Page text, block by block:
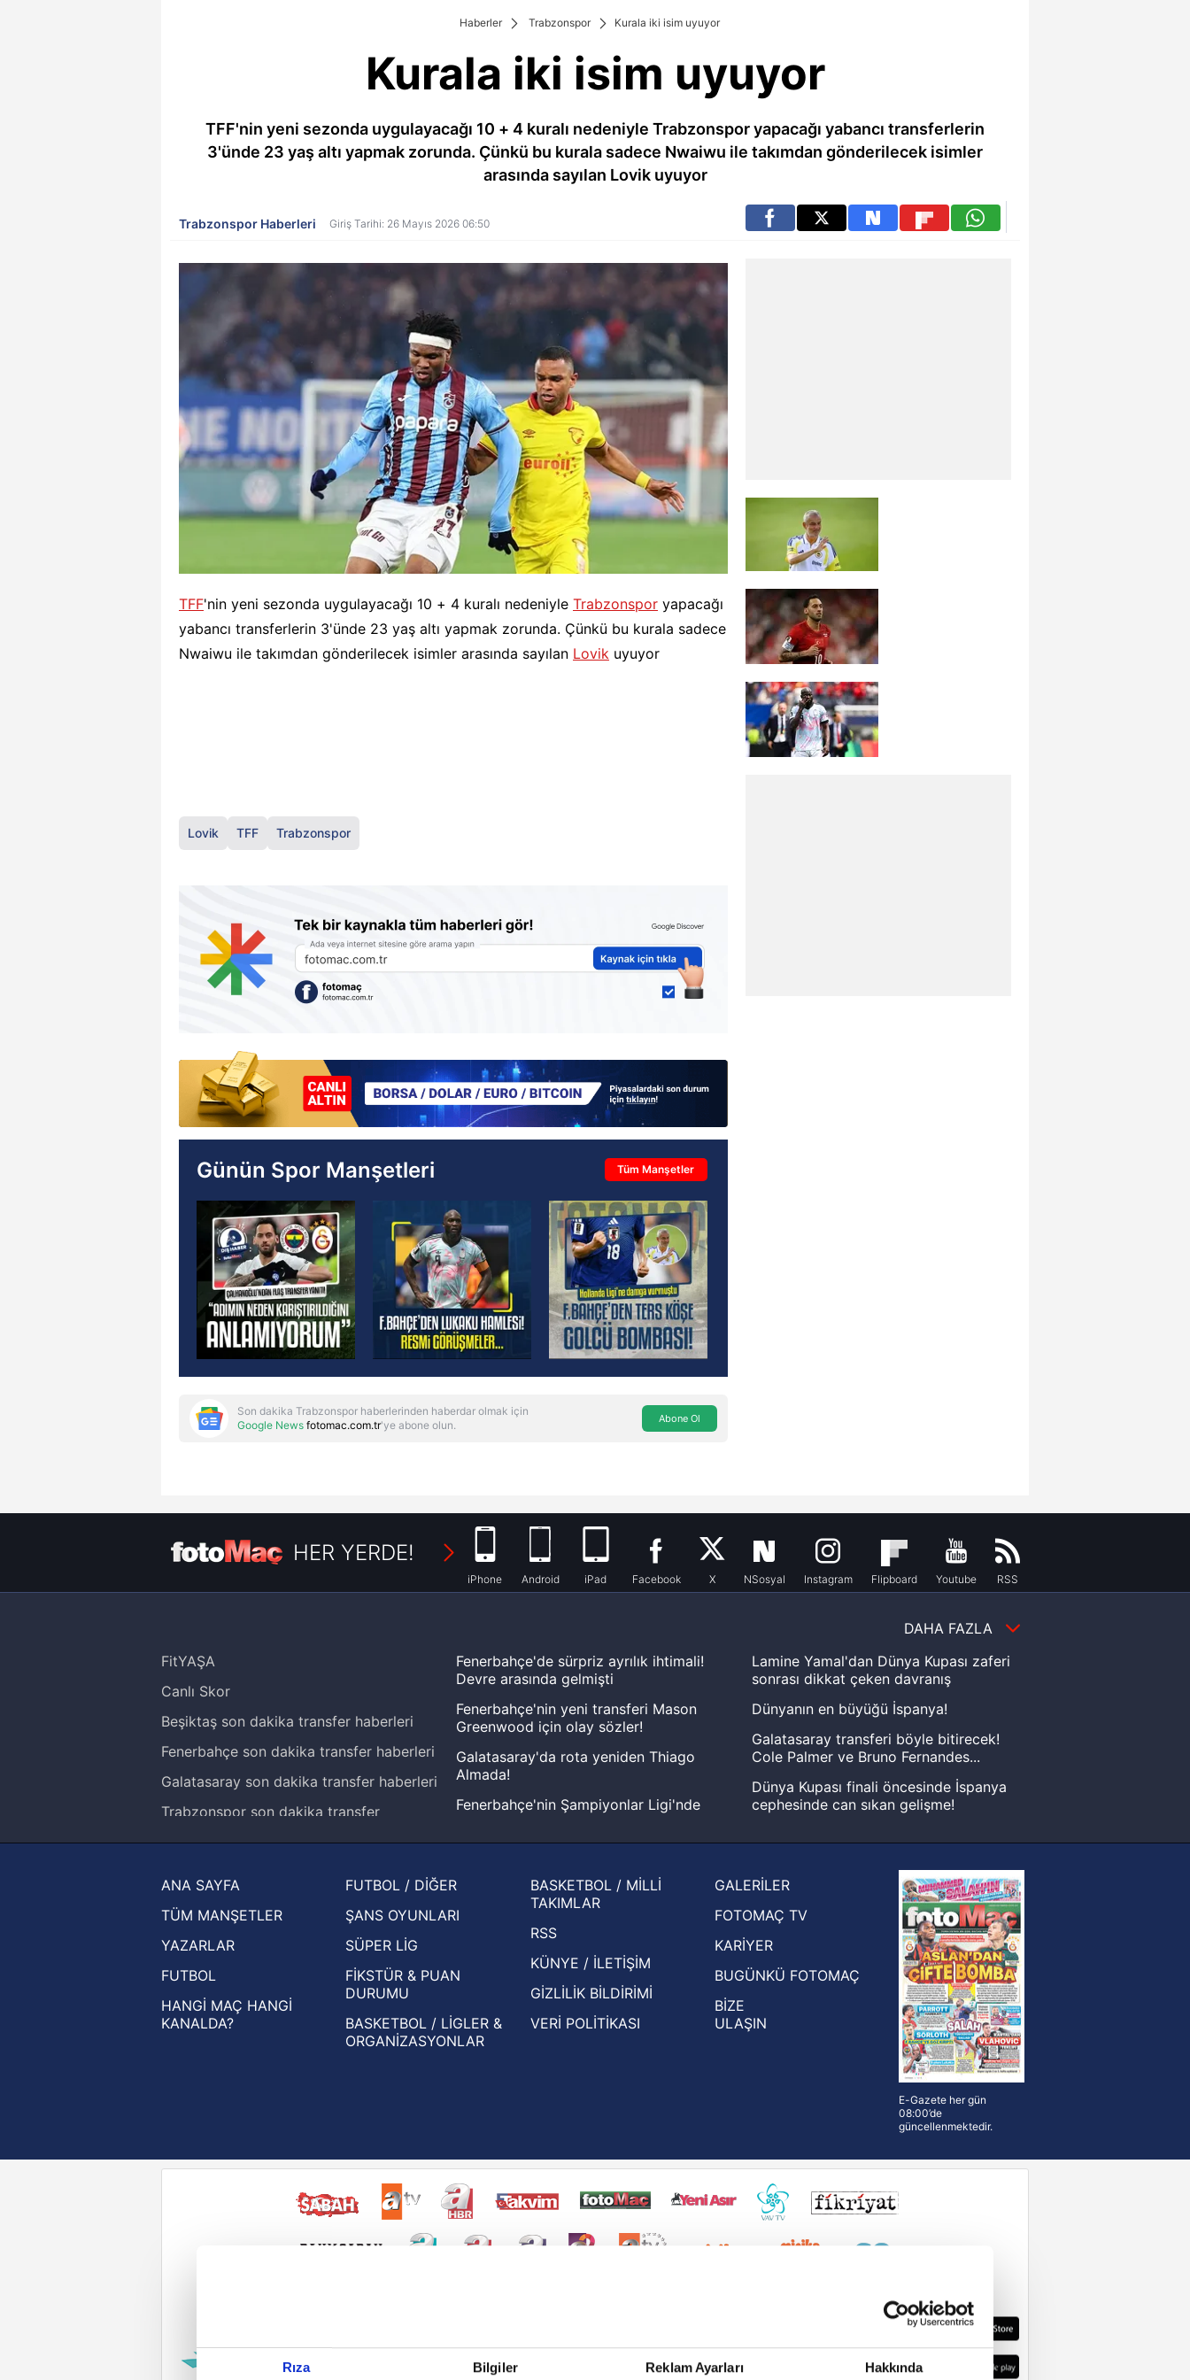
Rıza Bilgiler Reklam Ayarları Hakkında
Reddet
Haberler Trabzonspor Kurala iki isim uyuyor
Kurala iki isim uyuyor
TFF'nin yeni sezonda uygulayacağı 10 + 4 kuralı nedeniyle Trabzonspor yapacağı yabancı transferlerin
3'ünde 23 yaş altı yapmak zorunda. Çünkü bu kurala sadece Nwaiwu ile takımdan gönderilecek isimler
arasında sayılan Lovik uyuyor
Trabzonspor Haberleri Giriş Tarihi: 26 Mayıs 2026 06:50
TFF'nin yeni sezonda uygulayacağı 10 + 4 kuralı nedeniyle Trabzonspor yapacağı
yabancı transferlerin 3'ünde 23 yaş altı yapmak zorunda. Çünkü bu kurala sadece
Nwaiwu ile takımdan gönderilecek isimler arasında sayılan Lovik uyuyor
Lovik TFF Trabzonspor
Günün Spor Manşetleri Tüm Manşetler
Son dakika Trabzonspor haberlerinden haberdar olmak için
Google News fotomac.com.tr'ye abone olun. Abone Ol
HER YERDE!
iPhone Android iPad Facebook X NSosyal Instagram Flipboard Youtube RSS
DAHA FAZLA
FitYAŞA
Canlı Skor
Beşiktaş son dakika transfer haberleri
Fenerbahçe son dakika transfer haberleri
Galatasaray son dakika transfer haberleri
Trabzonspor son dakika transfer
Ziraat Türkiye Kupası haberleri
UEFA Şampiyonlar Ligi haberleri
UEFA Avrupa Ligi haberleri
UEFA Konferans Ligi haberleri
Fenerbahçe'de sürpriz ayrılık ihtimali!
Devre arasında gelmişti
Fenerbahçe'nin yeni transferi Mason
Greenwood için olay sözler!
Galatasaray'da rota yeniden Thiago
Almada!
Fenerbahçe'nin Şampiyonlar Ligi'nde
Zabrze'yi elerlerse...
basından gündem olan manşetler!
Beşiktaş'ın UEFA Avrupa Ligi'nde 3. Ön
Eleme Turu muhtemel rakipleri belli oldu!
Lamine Yamal'dan Dünya Kupası zaferi
sonrası dikkat çeken davranış
Dünyanın en büyüğü İspanya!
Galatasaray transferi böyle bitirecek!
Cole Palmer ve Bruno Fernandes...
Dünya Kupası finali öncesinde İspanya
cephesinde can sıkan gelişme!
Hernan Crespo, Meksika Ligi
ekiplerinden Atlas'ın yeni teknik direktörü
oldu
ANA SAYFA
TÜM MANŞETLER
YAZARLAR
FUTBOL
HANGİ MAÇ HANGİ
KANALDA?
FUTBOL / DİĞER
ŞANS OYUNLARI
SÜPER LİG
FİKSTÜR & PUAN
DURUMU
BASKETBOL / LİGLER &
ORGANİZASYONLAR
BASKETBOL / MİLLİ
TAKIMLAR
RSS
KÜNYE / İLETİŞİM
GİZLİLİK BİLDİRİMİ
VERİ POLİTİKASI
GALERİLER
FOTOMAÇ TV
KARİYER
BUGÜNKÜ FOTOMAÇ
BİZE
ULAŞIN
E-Gazete her gün
08:00’de
güncellenmektedir.